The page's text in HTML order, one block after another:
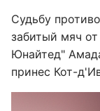
Судьбу
забитый мяч
Юнайтед"
принес Кот-